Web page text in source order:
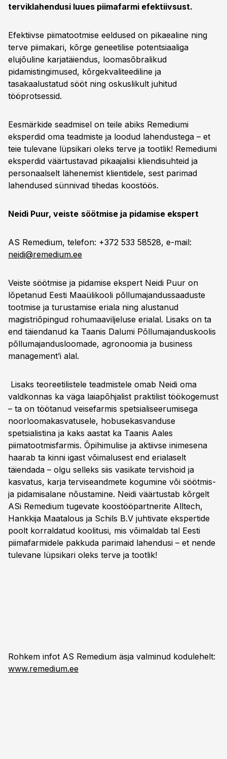
terviklahendusi luues piimafarmi efektiivsust.
Efektiivse piimatootmise eeldused on pikaealine ning
terve piimakari, kõrge geneetilise potentsiaaliga
elujõuline karjatäiendus, loomasõbralikud
pidamistingimused, kõrgekvaliteediline ja
tasakaalustatud sööt ning oskuslikult juhitud
tööprotsessid.
Eesmärkide seadmisel on teile abiks Remediumi
eksperdid oma teadmiste ja loodud lahendustega – et
teie tulevane lüpsikari oleks terve ja tootlik! Remediumi
eksperdid väärtustavad pikaajalisi kliendisuhteid ja
personaalselt lähenemist klientidele, sest parimad
lahendused sünnivad tihedas koostöös.
Neidi Puur, veiste söötmise ja pidamise ekspert
AS Remedium, telefon: +372 533 58528, e-mail:
neidi@remedium.ee
Veiste söötmise ja pidamise ekspert Neidi Puur on
lõpetanud Eesti Maaülikooli põllumajandussaaduste
tootmise ja turustamise eriala ning alustanud
magistriõpingud rohumaaviljeluse erialal. Lisaks on ta
end täiendanud ka Taanis Dalumi Põllumajanduskoolis
põllumajandusloomade, agronoomia ja business
management’i alal.
Lisaks teoreetilistele teadmistele omab Neidi oma
valdkonnas ka väga laiapõhjalist praktilist töökogemust
– ta on töötanud veisefarmis spetsialiseerumisega
noorloomakasvatusele, hobusekasvanduse
spetsialistina ja kaks aastat ka Taanis Aales
piimatootmisfarmis. Õpihimulise ja aktiivse inimesena
haarab ta kinni igast võimalusest end erialaselt
täiendada – olgu selleks siis vasikate tervishoid ja
kasvatus, karja terviseandmete kogumine või söötmis-
ja pidamisalane nõustamine. Neidi väärtustab kõrgelt
ASi Remedium tugevate koostööpartnerite Alltech,
Hankkija Maatalous ja Schils B.V juhtivate ekspertide
poolt korraldatud koolitusi, mis võimaldab tal Eesti
piimafarmidele pakkuda parimaid lahendusi – et nende
tulevane lüpsikari oleks terve ja tootlik!
Rohkem infot AS Remedium äsja valminud kodulehelt:
www.remedium.ee